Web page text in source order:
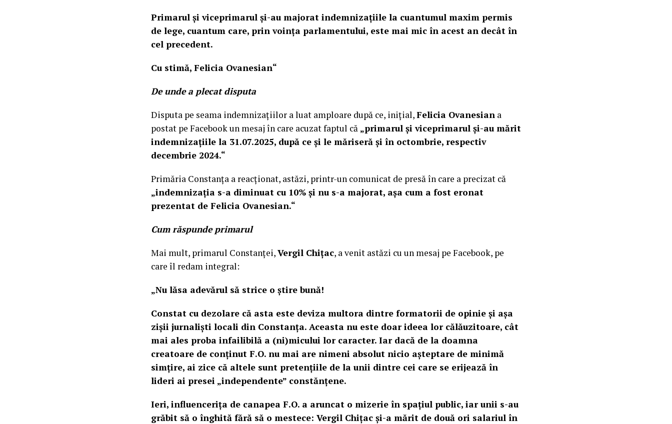
Primarul și viceprimarul și-au majorat indemnizațiile la cuantumul maxim permis
de lege, cuantum care, prin voința parlamentului, este mai mic în acest an decât în
cel precedent.
Cu stimă, Felicia Ovanesian“
De unde a plecat disputa
Disputa pe seama indemnizațiilor a luat amploare după ce, inițial,Felicia Ovanesian a
postat pe Facebook un mesaj în care acuzat faptul că „primarul și viceprimarul și-au mărit
indemnizațiile la 31.07.2025, după ce și le măriseră și în octombrie, respectiv
decembrie 2024.“
Primăria Constanța a reacționat, astăzi, printr-un comunicat de presă în care a precizat că
„indemnizația s-a diminuat cu 10% și nu s-a majorat, așa cum a fost eronat
prezentat de Felicia Ovanesian.“
Cum răspunde primarul
Mai mult, primarul Constanței,Vergil Chițac, a venit astăzi cu un mesaj pe Facebook, pe
care îl redam integral:
„Nu lăsa adevărul să strice o știre bună!
Constat cu dezolare că asta este deviza multora dintre formatorii de opinie și așa
zișii jurnaliști locali din Constanța. Aceasta nu este doar ideea lor călăuzitoare, cât
mai ales proba infailibilă a (ni)micului lor caracter. Iar dacă de la doamna
creatoare de conținut F.O. nu mai are nimeni absolut nicio așteptare de minimă
simțire, ai zice că altele sunt pretențiile de la unii dintre cei care se erijează în
lideri ai presei „independente” constănțene.
Ieri, influencerița de canapea F.O. a aruncat o mizerie în spațiul public, iar unii s-au
grăbit să o înghită fără să o mestece: Vergil Chițac și-a mărit de două ori salariul în